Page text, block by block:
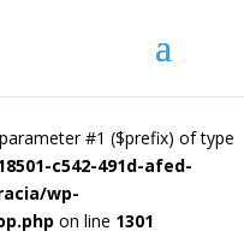
#1 ($prefix) of type
c542-491d-afed-
wp-
on line 1301